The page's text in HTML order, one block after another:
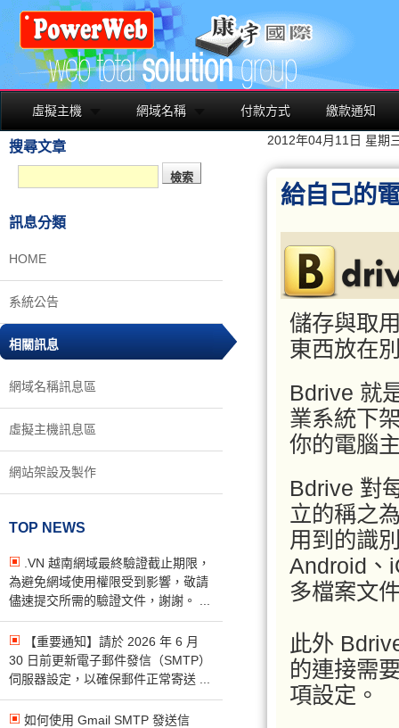
虛擬主機 網域名稱 付款方式 繳款通知
搜尋文章
訊息分類
HOME
系統公告
相關訊息
網域名稱訊息區
虛擬主機訊息區
網站架設及製作
TOP NEWS
.VN 越南網域最終驗證截止期限，
為避免網域使用權限受到影響，敬請
儘速提交所需的驗證文件，謝謝。 ...
【重要通知】請於 2026 年 6 月
30 日前更新電子郵件發信（SMTP）
伺服器設定，以確保郵件正常寄送 ...
如何使用 Gmail SMTP 發送信
2012年04月11日 星期
給自己的
儲存與取
東西放在
Bdrive 就
業系統下
你的電腦
Bdrive 對
立的稱之
用到的識
Android、
多檔案文
此外
的連接需
項設定。